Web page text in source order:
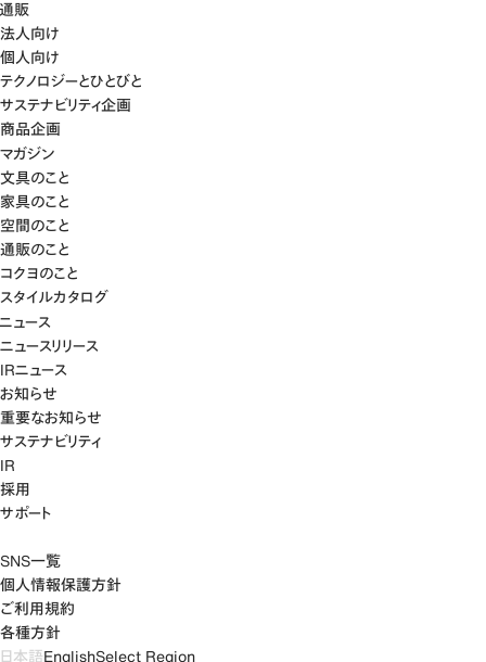
通販
法人向け
個人向け
テクノロジーとひとびと
サステナビリティ企画
商品企画
マガジン
文具のこと
家具のこと
空間のこと
通販のこと
コクヨのこと
スタイルカタログ
ニュース
ニュースリリース
IRニュース
お知らせ
重要なお知らせ
サステナビリティ
IR
採用
サポート
SNS一覧
個人情報保護方針
ご利用規約
各種方針
日本語EnglishSelect Region